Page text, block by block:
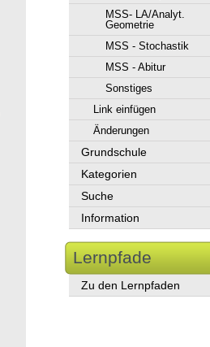
MSS- LA/Analyt.
Geometrie
MSS - Stochastik
MSS - Abitur
Sonstiges
Link einfügen
Änderungen
Grundschule
Kategorien
Suche
Information
Lernpfade
Zu den Lernpfaden